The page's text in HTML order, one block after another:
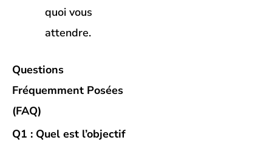
quoi vous
attendre.
Questions
Fréquemment Posées
(FAQ)
Q1 : Quel est l’objectif